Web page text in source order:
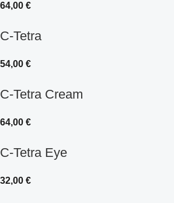
64,00 €
C-Tetra
54,00 €
C-Tetra Cream
64,00 €
C-Tetra Eye
32,00 €